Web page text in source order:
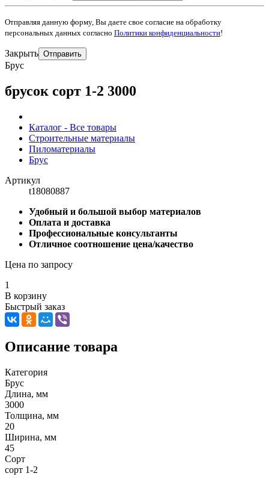
Отправляя данную форму, Вы даете свое согласие на обработку
персональных данных согласно Политики конфиденциальности!
Закрыть Отправить
Брус
брусок сорт 1-2 3000
Каталог - Все товары
Строительные материалы
Пиломатериалы
Брус
Артикул
t18080887
Удобный и большой выбор материалов
Оплата и доставка
Профессиональные консультанты
Отличное соотношение цена/качество
Цена по запросу
1
В корзину
Быстрый заказ
Описание товара
Категория
Брус
Длина, мм
3000
Толщина, мм
20
Ширина, мм
45
Сорт
сорт 1-2